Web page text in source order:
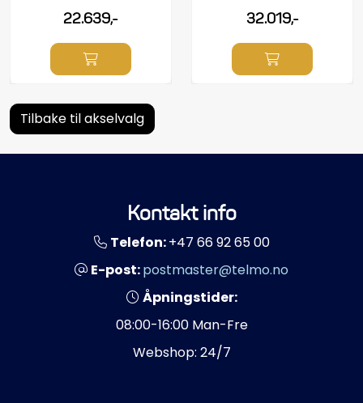
22.639,- 32.019,-
Tilbake til akselvalg
Kontakt info
Telefon:+47 66 92 65 00
E-post:postmaster@telmo.no
Åpningstider:
08:00-16:00 Man-Fre
Webshop: 24/7